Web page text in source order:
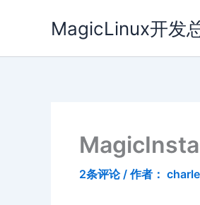
MagicLinux开发
2条评论 / 作者：